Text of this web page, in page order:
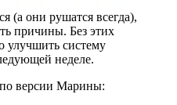
(а они рушатся всегда),
причины. Без этих
улучшить систему
неделе.
версии Марины: